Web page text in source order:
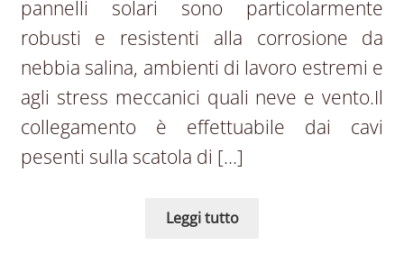
pannelli solari sono particolarmente
robusti e resistenti alla corrosione da
nebbia salina, ambienti di lavoro estremi e
agli stress meccanici quali neve e vento.Il
collegamento è effettuabile dai cavi
pesenti sulla scatola di […]
Leggi tutto